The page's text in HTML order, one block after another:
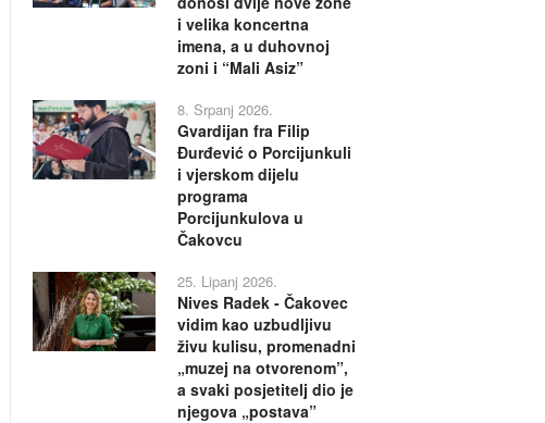
i velika koncertna
imena, a u duhovnoj
zoni i “Mali Asiz”
8. Srpanj 2026.
Gvardijan fra Filip
Đurđević o Porcijunkuli
i vjerskom dijelu
programa
Porcijunkulova u
Čakovcu
25. Lipanj 2026.
Nives Radek - Čakovec
vidim kao uzbudljivu
živu kulisu, promenadni
„muzej na otvorenom”,
a svaki posjetitelj dio je
njegova „postava”